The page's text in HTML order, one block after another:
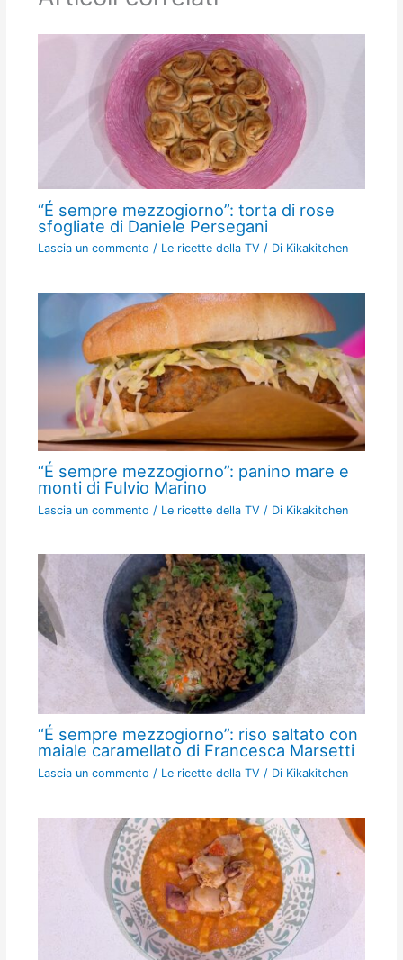
“É sempre mezzogiorno”: torta di rose
sfogliate di Daniele Persegani
Lascia un commento / Le ricette della TV / Di Kikakitchen
“É sempre mezzogiorno”: panino mare e
monti di Fulvio Marino
Lascia un commento / Le ricette della TV / Di Kikakitchen
“É sempre mezzogiorno”: riso saltato con
maiale caramellato di Francesca Marsetti
Lascia un commento / Le ricette della TV / Di Kikakitchen